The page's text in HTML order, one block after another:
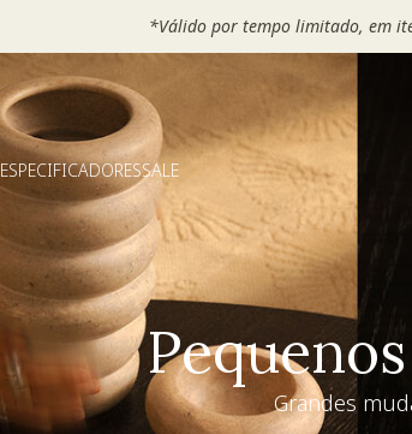
Escolha seu VOUCHER e ganhe até 30% OFF*:
ESPECIFICADORESSALE
Grandes